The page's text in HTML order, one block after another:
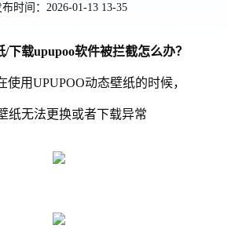
时间：2026-01-13 13-35
下载upupoo软件被拦截怎么办？
使用UPUPOO动态壁纸的时候，
纸无法更换或者下载异常